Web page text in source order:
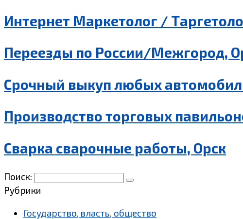
Интернет Маркетолог /
Переезды по России/Межгород,
Срочный выкуп любых
Производство торговых
Сварка сварочные работы, Орск
Поиск:
Рубрики
Государство, власть, общество